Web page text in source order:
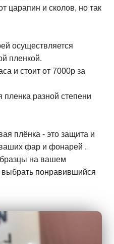
царапин и сколов, но так
осуществляется
пленкой.
и стоит от 7000р за
пленка разной степени
плёнка - это защита и
фар и фонарей .
на вашем
понравившийся